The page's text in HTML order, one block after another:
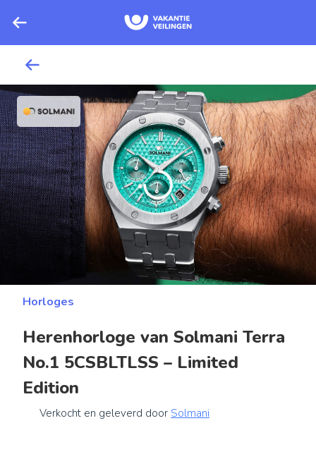
Horloges
Herenhorloge van Solmani Terra
No.1 5CSBLTLSS – Limited
Edition
Verkocht en geleverd door Solmani